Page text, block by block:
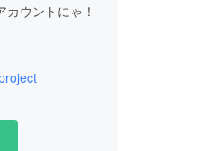
ウントにゃ！